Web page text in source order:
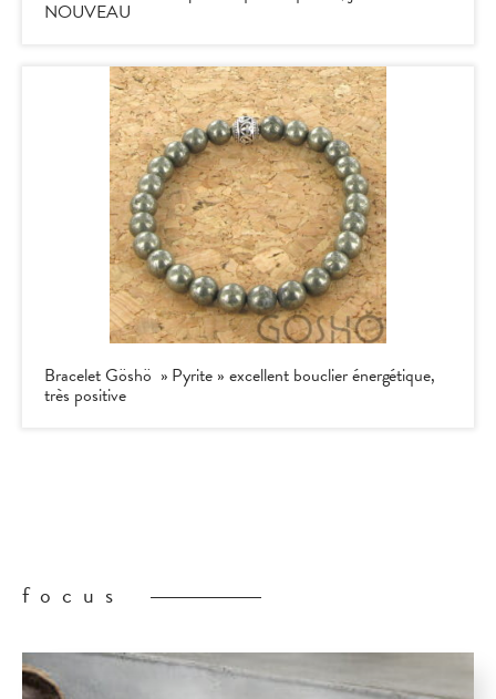
NOUVEAU
Bracelet Göshö » Pyrite » excellent bouclier énergétique,
très positive
focus